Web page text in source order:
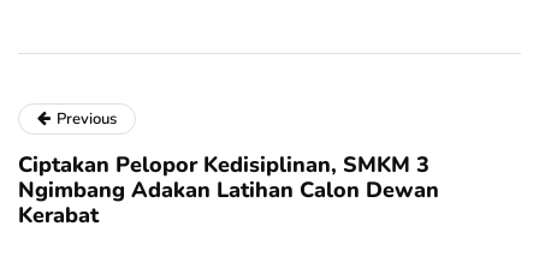
Previous
Ciptakan Pelopor Kedisiplinan, SMKM 3
Ngimbang Adakan Latihan Calon Dewan
Kerabat